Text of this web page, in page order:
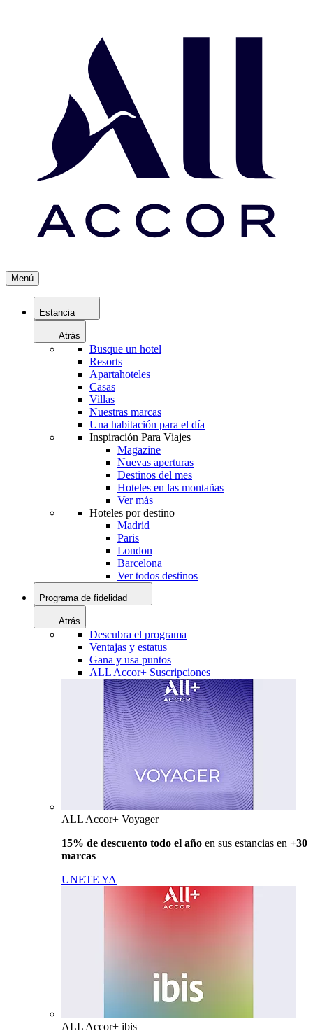
Menú
Estancia
Atrás
Busque un hotel
Resorts
Apartahoteles
Casas
Villas
Nuestras marcas
Una habitación para el día
Inspiración Para Viajes
Magazine
Nuevas aperturas
Destinos del mes
Hoteles en las montañas
Ver más
Hoteles por destino
Madrid
Paris
London
Barcelona
Ver todos destinos
Programa de fidelidad
Atrás
Descubra el programa
Ventajas y estatus
Gana y usa puntos
ALL Accor+ Suscripciones
ALL Accor+ Voyager
15% de descuento todo el año en sus estancias en +30
marcas
UNETE YA
ALL Accor+ ibis